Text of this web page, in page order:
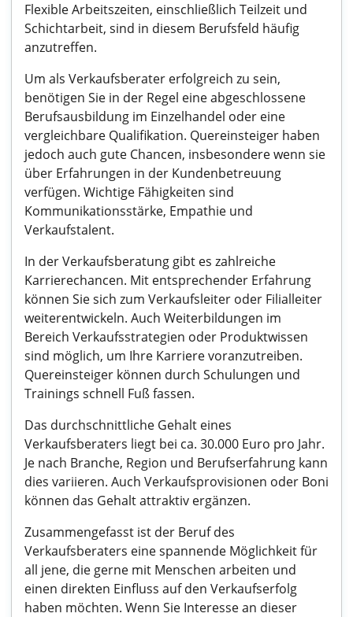
Flexible Arbeitszeiten, einschließlich Teilzeit und
Schichtarbeit, sind in diesem Berufsfeld häufig
anzutreffen.
Um als Verkaufsberater erfolgreich zu sein,
benötigen Sie in der Regel eine abgeschlossene
Berufsausbildung im Einzelhandel oder eine
vergleichbare Qualifikation. Quereinsteiger haben
jedoch auch gute Chancen, insbesondere wenn sie
über Erfahrungen in der Kundenbetreuung
verfügen. Wichtige Fähigkeiten sind
Kommunikationsstärke, Empathie und
Verkaufstalent.
In der Verkaufsberatung gibt es zahlreiche
Karrierechancen. Mit entsprechender Erfahrung
können Sie sich zum Verkaufsleiter oder Filialleiter
weiterentwickeln. Auch Weiterbildungen im
Bereich Verkaufsstrategien oder Produktwissen
sind möglich, um Ihre Karriere voranzutreiben.
Quereinsteiger können durch Schulungen und
Trainings schnell Fuß fassen.
Das durchschnittliche Gehalt eines
Verkaufsberaters liegt bei ca. 30.000 Euro pro Jahr.
Je nach Branche, Region und Berufserfahrung kann
dies variieren. Auch Verkaufsprovisionen oder Boni
können das Gehalt attraktiv ergänzen.
Zusammengefasst ist der Beruf des
Verkaufsberaters eine spannende Möglichkeit für
all jene, die gerne mit Menschen arbeiten und
einen direkten Einfluss auf den Verkaufserfolg
haben möchten. Wenn Sie Interesse an dieser